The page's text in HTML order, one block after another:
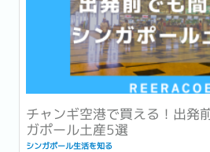
チャンギ空港で買える！出発
ガポール土産5選
シンガポール生活を知る